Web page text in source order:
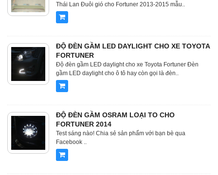
Thái Lan Đuôi gió cho Fortuner 2013-2015 mẫu..
ĐỘ ĐÈN GẦM LED DAYLIGHT CHO XE TOYOTA
FORTUNER
Độ đèn gầm LED daylight cho xe Toyota Fortuner Đèn
gầm LED daylight cho ô tô hay còn gọi là đèn..
ĐỘ ĐÈN GẦM OSRAM LOẠI TO CHO
FORTUNER 2014
Test sáng nào! Chia sẻ sản phẩm với bạn bè qua
Facebook ..